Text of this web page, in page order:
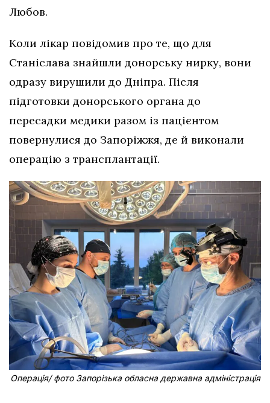
Любов.
Коли лікар повідомив про те, що для
Станіслава знайшли донорську нирку, вони
одразу вирушили до Дніпра. Після
підготовки донорського органа до
пересадки медики разом із пацієнтом
повернулися до Запоріжжя, де й виконали
операцію з трансплантації.
Операція/ фото Запорізька обласна державна адміністрація